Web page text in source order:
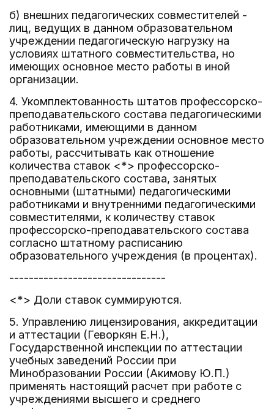
б) внешних педагогических совместителей -
лиц, ведущих в данном образовательном
учреждении педагогическую нагрузку на
условиях штатного совместительства, но
имеющих основное место работы в иной
организации.
4. Укомплектованность штатов профессорско-
преподавательского состава педагогическими
работниками, имеющими в данном
образовательном учреждении основное место
работы, рассчитывать как отношение
количества ставок <*> профессорско-
преподавательского состава, занятых
основными (штатными) педагогическими
работниками и внутренними педагогическими
совместителями, к количеству ставок
профессорско-преподавательского состава
согласно штатному расписанию
образовательного учреждения (в процентах).
--------------------------------
<*> Доли ставок суммируются.
5. Управлению лицензирования, аккредитации
и аттестации (Геворкян Е.Н.),
Государственной инспекции по аттестации
учебных заведений России при
Минобразовании России (Акимову Ю.П.)
применять настоящий расчет при работе с
учреждениями высшего и среднего